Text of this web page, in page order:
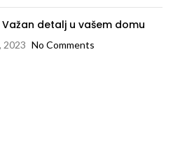
detalj u vašem domu
2023 No Comments